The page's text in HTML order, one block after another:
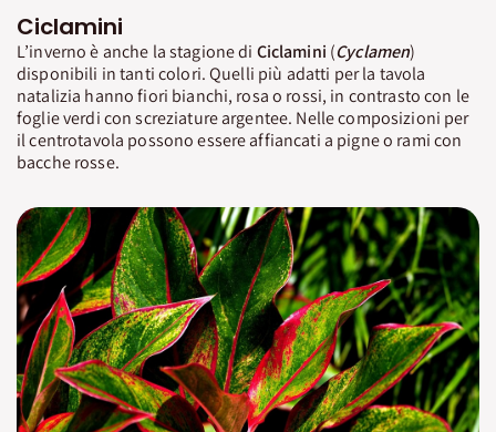
Ciclamini
L’inverno è anche la stagione di Ciclamini (Cyclamen)
disponibili in tanti colori. Quelli più adatti per la tavola
natalizia hanno fiori bianchi, rosa o rossi, in contrasto con le
foglie verdi con screziature argentee. Nelle composizioni per
il centrotavola possono essere affiancati a pigne o rami con
bacche rosse.